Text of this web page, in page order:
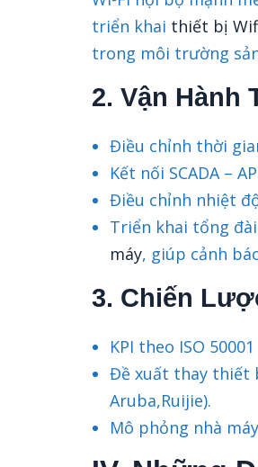
triển khai thiết bị
trong môi trường
2. Vận Hành
Điều chỉnh thời
Kết nối SCADA –
Điều chỉnh nhiệt
Triển khai tổng
máy, giúp cảnh
3. Chiến
KPI theo ISO
Đề xuất thay thiết
Aruba,Ruijie).
Mô phỏng nhà